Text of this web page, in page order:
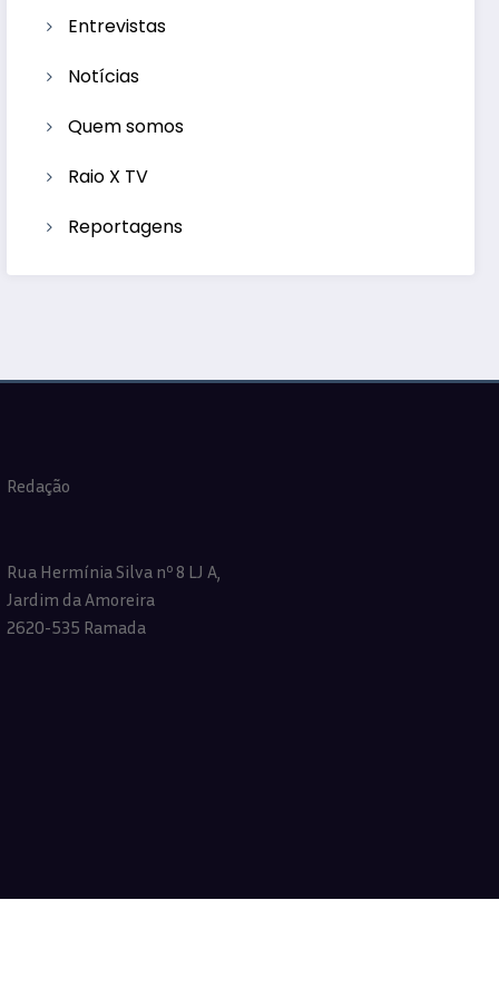
Entrevistas
Notícias
Quem somos
Raio X TV
Reportagens
Redação
Rua Hermínia Silva nº 8 LJ A,
Jardim da Amoreira
2620-535 Ramada